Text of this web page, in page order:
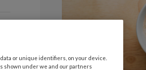
or unique identifiers, on your device.
shown under we and our partners